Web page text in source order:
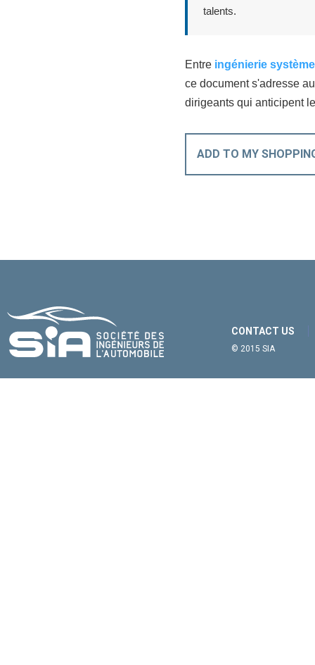
talents.
Entre ingénierie système
ce document s'adresse
dirigeants qui anticipent
ADD TO MY
CONTACT US
© 2015 SIA